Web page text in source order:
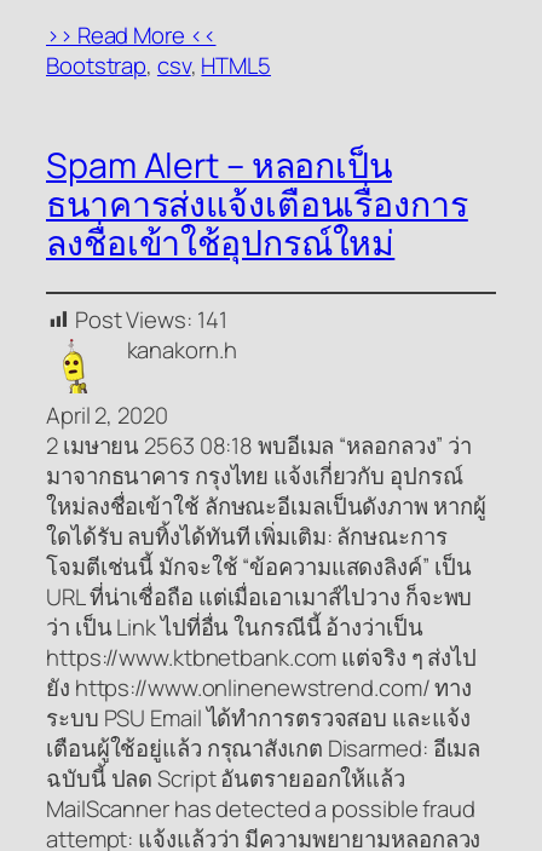
>> Read More <<
Bootstrap, csv, HTML5
Spam Alert – หลอกเป็น
ธนาคารส่งแจ้งเตือนเรื่องการ
ลงชื่อเข้าใช้อุปกรณ์ใหม่
Post Views: 141
kanakorn.h
April 2, 2020
2 เมษายน 2563 08:18 พบอีเมล “หลอกลวง” ว่า
มาจากธนาคาร กรุงไทย แจ้งเกี่ยวกับ อุปกรณ์
ใหม่ลงชื่อเข้าใช้ ลักษณะอีเมลเป็นดังภาพ หากผู้
ใดได้รับ ลบทิ้งได้ทันที เพิ่มเติม: ลักษณะการ
โจมตีเช่นนี้ มักจะใช้ “ข้อความแสดงลิงค์” เป็น
URL ที่น่าเชื่อถือ แต่เมื่อเอาเมาส์ไปวาง ก็จะพบ
ว่า เป็น Link ไปที่อื่น ในกรณีนี้ อ้างว่าเป็น
https://www.ktbnetbank.com แต่จริง ๆ ส่งไป
ยัง https://www.onlinenewstrend.com/ ทาง
ระบบ PSU Email ได้ทำการตรวจสอบ และแจ้ง
เตือนผู้ใช้อยู่แล้ว กรุณาสังเกต Disarmed: อีเมล
ฉบับนี้ ปลด Script อันตรายออกให้แล้ว
MailScanner has detected a possible fraud
attempt: แจ้งแล้วว่า มีความพยายามหลอกลวง